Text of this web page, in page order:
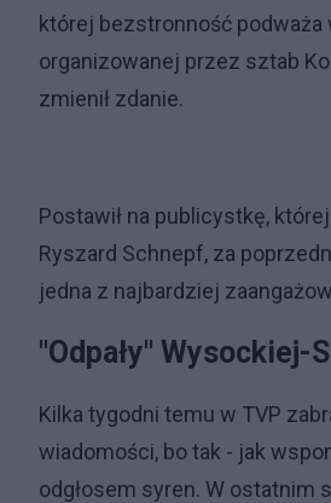
której bezstronność
organizowanej przez sztab
zmienił zdanie.
Postawił na publicystkę,
Ryszard Schnepf, za
jedna z najbardziej
"Odpały" Wysockiej-
Kilka tygodni temu w TVP
wiadomości, bo tak - jak
odgłosem syren. W ostatnim